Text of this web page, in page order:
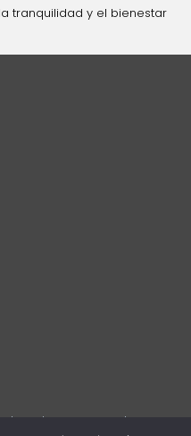
tranquilidad y el bienestar
reservados